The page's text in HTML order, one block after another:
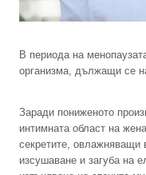
В периода на
организма, дължащи се
Заради пониженото
интимната област на
секретите, овлажняващи
изсушаване и загуба на